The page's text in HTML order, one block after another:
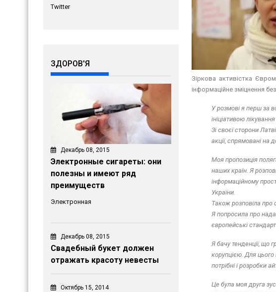
Зіркова активістка
інформаційне зміцнення
У розмові я перш за
ініціативою
Зі своєї сторони
акції, спрямовані на
Моя пропозиція
наших країн. Я
інформаційному
України.
Також розповіла про
Я попросила про
європейські
Я бачу тенденції, що
корупцією. Для
потрібні і розробки
Це була моя друга
Twitter
ЗДОРОВ'Я
Декабрь 08, 2015
Электронные сигареты: они
полезны и имеют ряд
преимуществ
Электронная
Декабрь 08, 2015
Свадебный букет должен
отражать красоту невесты
Октябрь 15, 2014